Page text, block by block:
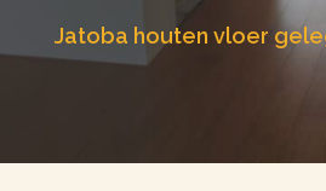
Jatoba houten vloer